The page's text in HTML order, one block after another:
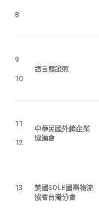
8
9
10
語言類證照
11
12
中華民國外銷企業
協進會
13
美國SOLE國際物流
協會台灣分會